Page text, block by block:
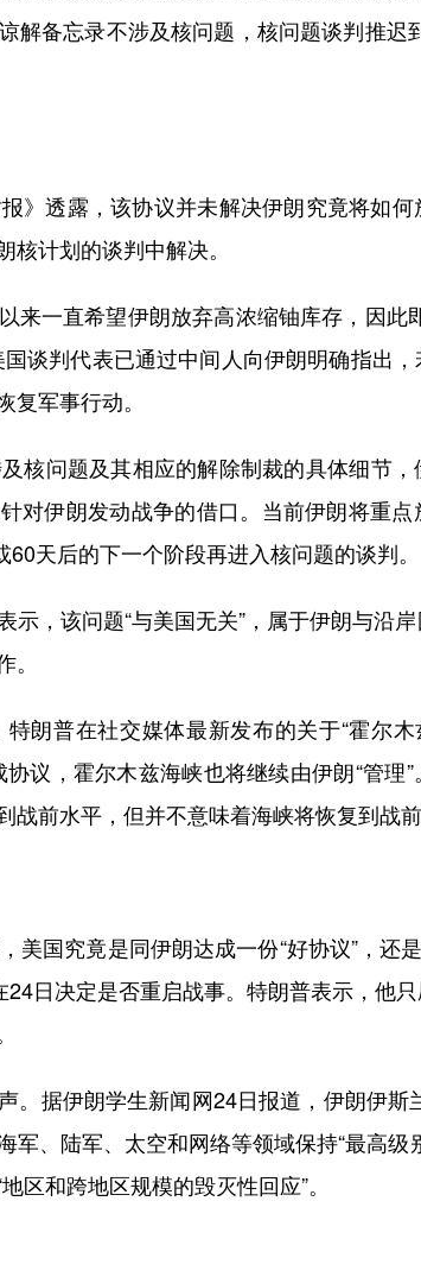
解备忘录不涉及核问题，核问题谈判推迟
透露，该协议并未解决伊朗究竟将如何
核计划的谈判中解决。
一直希望伊朗放弃高浓缩铀库存，因此
谈判代表已通过中间人向伊朗明确指出
复军事行动。
问题及其相应的解除制裁的具体细节，
对伊朗发动战争的借口。当前伊朗将重
60天后的下一个阶段再进入核问题的谈判。
，该问题“与美国无关”，属于伊朗与沿岸
。
普在社交媒体最新发布的关于“霍尔木
议，霍尔木兹海峡也将继续由伊朗“管理
前水平，但并不意味着海峡将恢复到战前
国究竟是同伊朗达成一份“好协议”，还是
24日决定是否重启战事。特朗普表示，他
据伊朗学生新闻网24日报道，伊朗伊斯
军、陆军、太空和网络等领域保持“最高级
区和跨地区规模的毁灭性回应”。